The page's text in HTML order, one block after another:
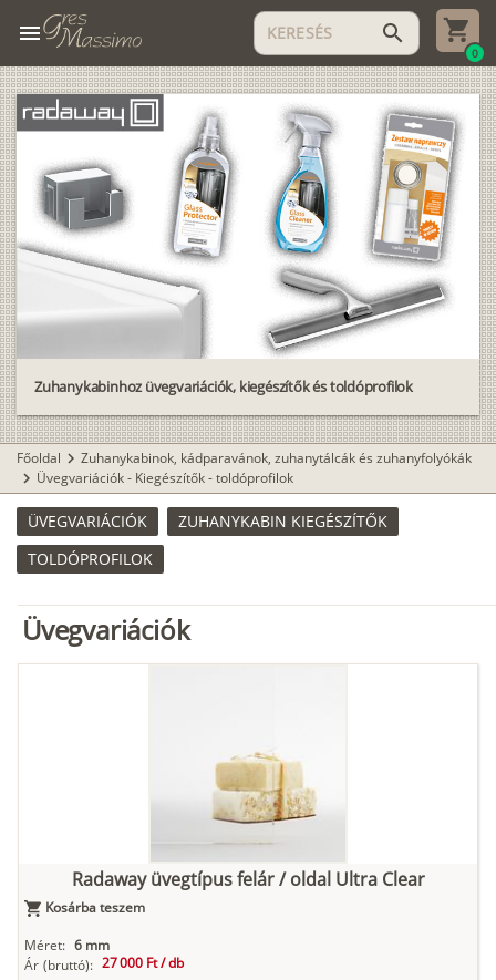
menu search
0
Zuhanykabinhoz üvegvariációk, kiegészítők és toldóprofilok
Főoldal chevron_right Zuhanykabinok, kádparavánok, zuhanytálcák és zuhanyfolyókák
chevron_right Üvegvariációk - Kiegészítők - toldóprofilok
ÜVEGVARIÁCIÓK
ZUHANYKABIN KIEGÉSZÍTŐK
TOLDÓPROFILOK
Üvegvariációk
Radaway üvegtípus felár / oldal Ultra Clear
Kosárba teszem
Méret: 6 mm
Ár (bruttó): 27 000 Ft /db